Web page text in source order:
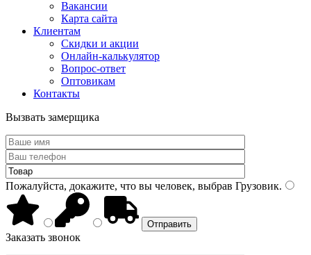
Вакансии
Карта сайта
Клиентам
Скидки и акции
Онлайн-калькулятор
Вопрос-ответ
Оптовикам
Контакты
Вызвать замерщика
Пожалуйста, докажите, что вы человек, выбрав Грузовик.
Заказать звонок